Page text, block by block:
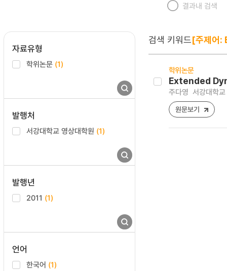
결과내 검색
자료유형
학위논문 (1)
발행처
서강대학교 영상대학원 (1)
발행년
2011 (1)
언어
한국어 (1)
검색 키워드[주제어:
학위논문
Extended
주다영 서강대학
원문보기